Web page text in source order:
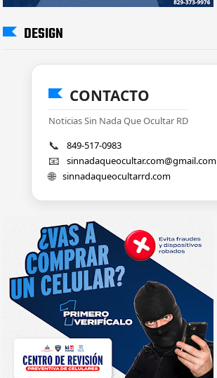
DESIGN
CONTACTO
Noticias Sin Nada Que Ocultar RD
📞 849-517-0983
📧 sinnadaqueocultar.com@gmail.com
🌐 sinnadaqueocultarrd.com